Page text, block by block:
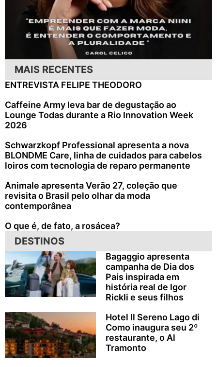
MAIS RECENTES
ENTREVISTA FELIPE THEODORO
Caffeine Army leva bar de degustação ao
Lounge Todas durante a Rio Innovation Week
2026
Schwarzkopf Professional apresenta a nova
BLONDME Care, linha de cuidados para cabelos
loiros com tecnologia de reparo permanente
Animale apresenta Verão 27, coleção que
revisita o Brasil pelo olhar da moda
contemporânea
O que é, de fato, a rosácea?
DESTINOS
Bagaggio apresenta
campanha de Dia dos
Pais inspirada em
história real de Igor
Rickli e seus filhos
Hotel Il Sereno Lago di
Como inaugura seu 2º
restaurante, o Al
Tramonto